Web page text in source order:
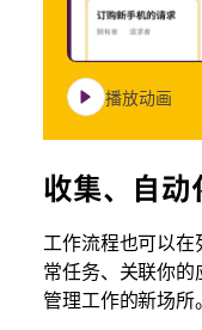
播放动画
收集、自动
工作流程也可以
常任务、关联你
管理工作的新场所。